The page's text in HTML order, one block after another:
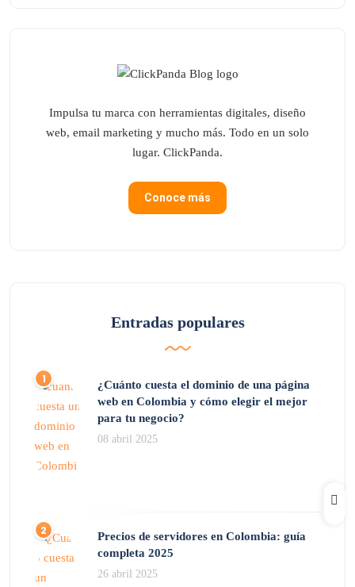
Impulsa tu marca con herramientas digitales, diseño
web, email marketing y mucho más. Todo en un solo
lugar. ClickPanda.
Conoce más
Entradas populares
¿Cuánto cuesta el dominio de una página
web en Colombia y cómo elegir el mejor
para tu negocio?
08 abril 2025
Precios de servidores en Colombia: guía
completa 2025
26 abril 2025